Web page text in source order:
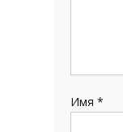
Имя*